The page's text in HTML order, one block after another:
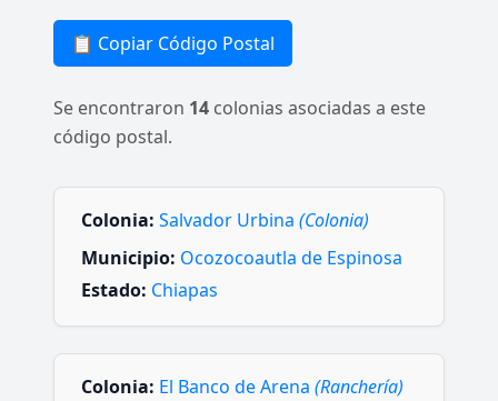
📋 Copiar Código Postal
Se encontraron 14 colonias asociadas a este
código postal.
Colonia: Salvador Urbina (Colonia)
Municipio: Ocozocoautla de Espinosa
Estado: Chiapas
Colonia: El Banco de Arena (Ranchería)